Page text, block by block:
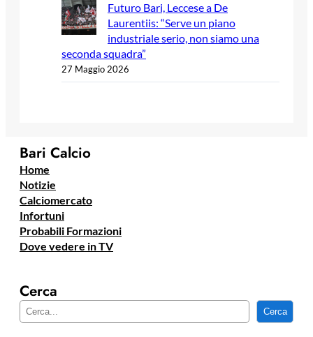
Futuro Bari, Leccese a De
Laurentiis: “Serve un piano
industriale serio, non siamo una
seconda squadra”
27 Maggio 2026
Bari Calcio
Home
Notizie
Calciomercato
Infortuni
Probabili Formazioni
Dove vedere in TV
Cerca
e
Cerca